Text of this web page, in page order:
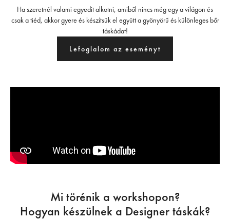
Ha szeretnél valami egyedit alkotni, amiből nincs még egy a világon és
csak a tiéd, akkor gyere és készítsük el együtt a gyönyörű és különleges bőr
táskádat!
Lefoglalom az eseményt
Mi törénik a workshopon?
Hogyan készülnek a Designer táskák?